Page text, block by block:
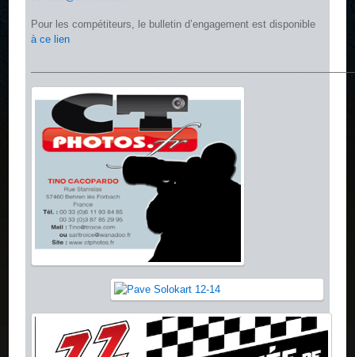
Pour les compétiteurs, le bulletin d’engagement est disponible
à ce lien